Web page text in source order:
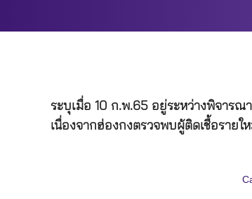
ระบุเมื่อ 10 ก.พ.65 อยู่ระหว่างพิจารณ
เนื่องจากฮ่องกงตรวจพบผู้ติดเชื้อรายใ